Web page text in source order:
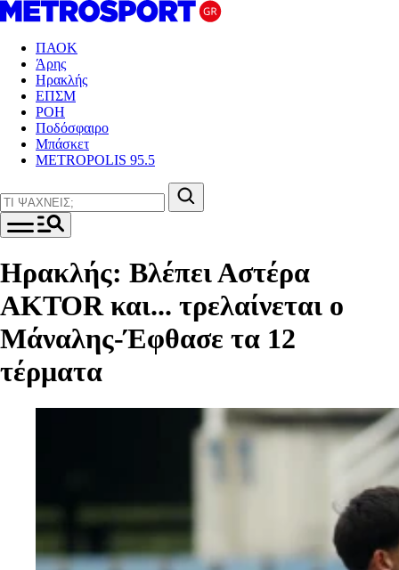
ΠΑΟΚ
Άρης
Ηρακλής
ΕΠΣΜ
ΡΟΗ
Ποδόσφαιρο
Μπάσκετ
METROPOLIS 95.5
Ηρακλής: Βλέπει Αστέρα
AKTOR και... τρελαίνεται ο
Μάναλης-Έφθασε τα 12
τέρματα